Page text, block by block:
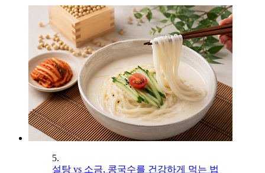
5.
설탕 vs 소금, 콩국수를 건강하게 먹는 법